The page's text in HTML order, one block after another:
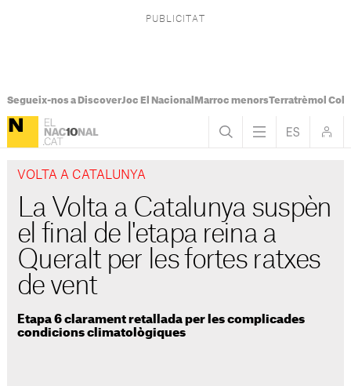
Segueix-nos a DiscoverJoc El Nacional Marroc menorsTerratrèmol
VOLTA A CATALUNYA
La Volta a Catalunya suspèn
el final de l'etapa reina a
Queralt per les fortes ratxes
de vent
Etapa 6 clarament retallada per les complicades
condicions climatològiques